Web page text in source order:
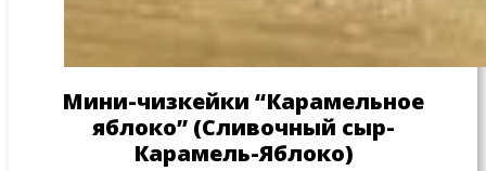
Мини-чизкейки “Карамельное
яблоко” (Сливочный сыр-
Карамель-Яблоко)